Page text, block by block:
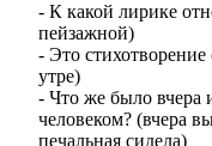
- К какой лирике
пейзажной)
- Это
утре)
- Что же было вчера
человеком? (вчера
печальная сидела)